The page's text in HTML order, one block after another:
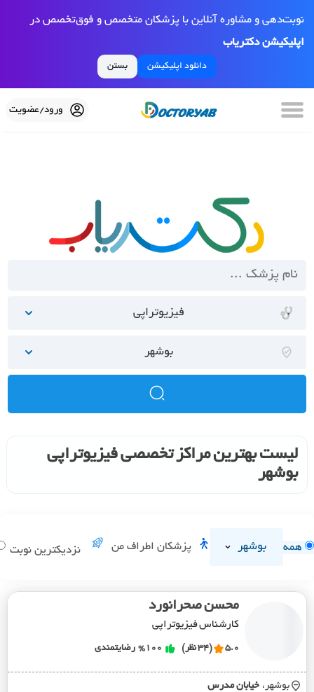
نوبت‌دهی و مشاوره آنلاین با پزشکان متخصص و فوق‌تخصص در
اپلیکیشن دکتریاب
دانلود اپلیکیشن بستن
ورود/عضویت
فیزیوتراپی
بوشهر
لیست بهترین مراکز تخصصی فیزیوتراپی
بوشهر
همه بوشهر پزشکان اطراف من نزدیکترین نوبت
محسن صحرانورد
کارشناس فیزیوتراپی
5.0 (34 نظر) %100 رضایتمندی
بوشهر، خيابان مدرس